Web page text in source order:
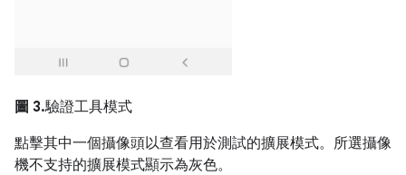
圖 3.驗證工具模式
點擊其中一個攝像頭以查看用於測試的擴展模式。所選攝像
機不支持的擴展模式顯示為灰色。